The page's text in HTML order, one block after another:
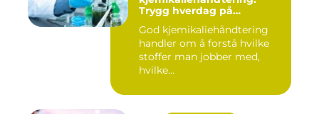
Trygg hverdag på
God kjemikaliehåndtering
handler om å forstå hvilke
stoffer man jobber med,
hvilke...